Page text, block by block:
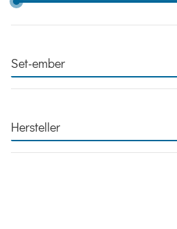
Set-ember
Hersteller